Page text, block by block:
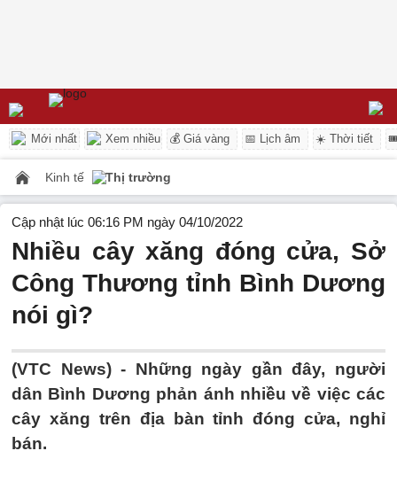
Mới nhất Xem nhiều 💰 Giá vàng 📅 Lịch âm ☀️ Thời tiết
Kinh tế Thị trường
Cập nhật lúc 06:16 PM ngày 04/10/2022
Nhiều cây xăng đóng cửa, Sở
Công Thương tỉnh Bình Dương
nói gì?
(VTC News) - Những ngày gần đây, người
dân Bình Dương phản ánh nhiều về việc các
cây xăng trên địa bàn tỉnh đóng cửa, nghỉ
bán.